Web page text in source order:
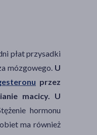
płat przysadki
mózgowego. U
przez
macicy. U
hormonu
ma również